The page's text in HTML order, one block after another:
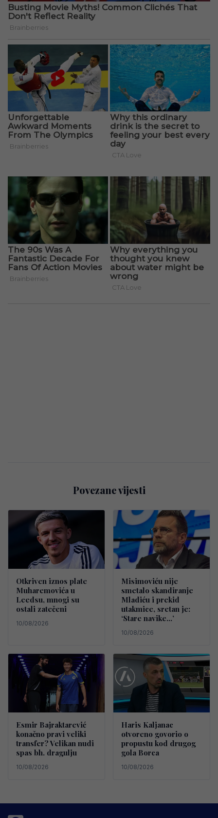
Povezane vijesti
Otkriven iznos plate
Muharemovića u
Leedsu, mnogi su
ostali zatečeni
10/08/2026
Misimoviću nije
smetalo skandiranje
Mladiću i prekid
utakmice, sretan je:
‘Stare navike…’
10/08/2026
Esmir Bajraktarević
konačno pravi veliki
transfer? Velikan nudi
spas bh. dragulju
10/08/2026
Haris Kaljanac
otvoreno govorio o
propustu kod drugog
gola Borca
10/08/2026